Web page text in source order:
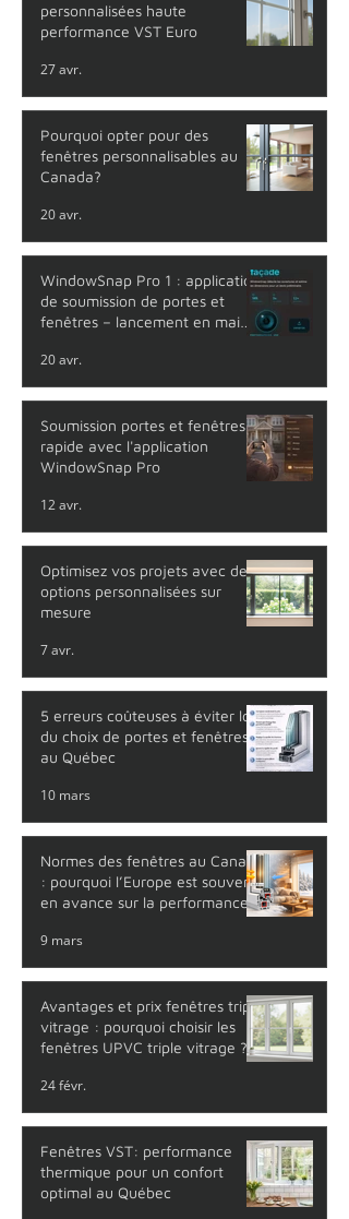
personnalisées haute
performance VST Euro
27 avr.
Pourquoi opter pour des
fenêtres personnalisables au
Canada?
20 avr.
WindowSnap Pro 1 : application
de soumission de portes et
fenêtres – lancement en mai
20 avr.
Soumission portes et fenêtres
rapide avec l'application
WindowSnap Pro
12 avr.
Optimisez vos projets avec des
options personnalisées sur
mesure
7 avr.
5 erreurs coûteuses à éviter lors
du choix de portes et fenêtres
au Québec
10 mars
Normes des fenêtres au Canada
: pourquoi l’Europe est souvent
en avance sur la performance
9 mars
Avantages et prix fenêtres triple
vitrage : pourquoi choisir les
fenêtres UPVC triple vitrage ?
24 févr.
Fenêtres VST: performance
thermique pour un confort
optimal au Québec